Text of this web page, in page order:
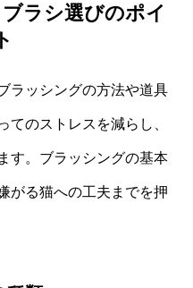
ラシ選びのポイ
ラッシングの方法や道具
てのストレスを減らし、
す。ブラッシングの基本
がる猫への工夫までを押